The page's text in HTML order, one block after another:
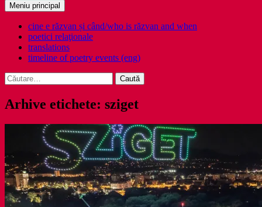
Caută
Meniu principal
cine e răzvan și când/who is răzvan and when
poetici relaţionale
translations
timeline of poetry events (eng)
Caută
după:
Arhive etichete: sziget